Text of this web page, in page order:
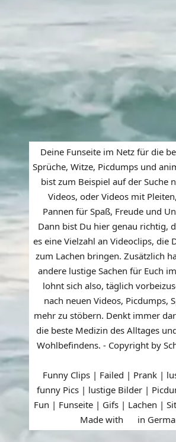
Deine Funseite im Netz für die
Sprüche, Witze, Picdumps und
bist zum Beispiel auf der Suche
Videos, oder Videos mit
Pannen für Spaß, Freude und
Dann bist Du hier genau richtig,
es eine Vielzahl an Videoclips, die
zum Lachen bringen. Zusätzlich
andere lustige Sachen für Euch
lohnt sich also, täglich
nach neuen Videos, Picdumps,
mehr zu stöbern. Denkt immer
die beste Medizin des Alltages
Wohlbefindens. - Copyright by
Funny Clips | Failed | Prank |
funny Pics | lustige Bilder |
Fun | Funseite | Gifs | Lachen |
Made with
in